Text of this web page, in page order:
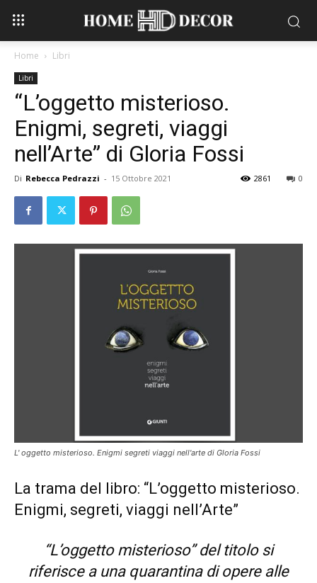
Home Libri
Libri
“L’oggetto misterioso.
Enigmi, segreti, viaggi
nell’Arte” di Gloria Fossi
Di Rebecca Pedrazzi - 15 Ottobre 2021 0
2861
L' oggetto misterioso. Enigmi segreti viaggi nell'arte di Gloria Fossi
La trama del libro: “L’oggetto misterioso.
Enigmi, segreti, viaggi nell’Arte”
“L’oggetto misterioso” del titolo si
riferisce a una quarantina di opere alle